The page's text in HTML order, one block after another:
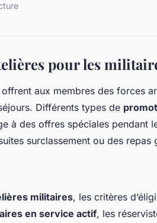
pour les
offrent aux membres des forces
Différents types de
à des offres spéciales pendant
surclassement ou des repas
militaires, les critères
en service actif, les